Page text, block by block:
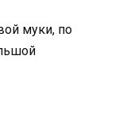
муки, по